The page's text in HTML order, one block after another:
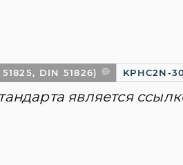
DIN 51826) KPHC2N-
является